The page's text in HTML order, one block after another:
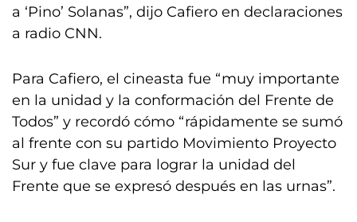
a ‘Pino’ Solanas”, dijo Cafiero en declaraciones
a radio CNN.
Para Cafiero, el cineasta fue “muy importante
en la unidad y la conformación del Frente de
Todos” y recordó cómo “rápidamente se sumó
al frente con su partido Movimiento Proyecto
Sur y fue clave para lograr la unidad del
Frente que se expresó después en las urnas”.